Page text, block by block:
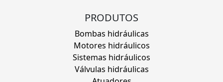
PRODUTOS
Bombas hidráulicas
Motores hidráulicos
Sistemas hidráulicos
Válvulas hidráulicas